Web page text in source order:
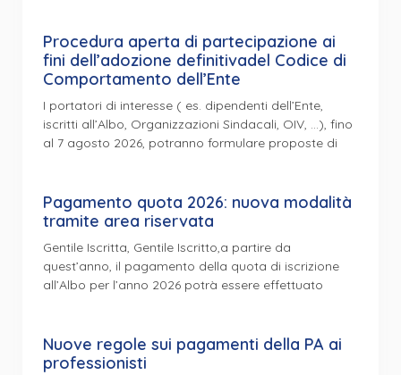
Procedura aperta di partecipazione ai
fini dell’adozione definitivadel Codice di
Comportamento dell’Ente
I portatori di interesse ( es. dipendenti dell’Ente,
iscritti all’Albo, Organizzazioni Sindacali, OIV, …), fino
al 7 agosto 2026, potranno formulare proposte di
Pagamento quota 2026: nuova modalità
tramite area riservata
Gentile Iscritta, Gentile Iscritto,a partire da
quest’anno, il pagamento della quota di iscrizione
all’Albo per l’anno 2026 potrà essere effettuato
Nuove regole sui pagamenti della PA ai
professionisti